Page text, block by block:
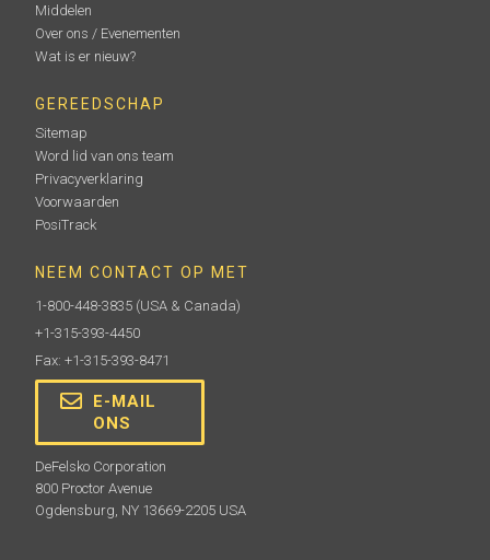
Middelen
Over ons / Evenementen
Wat is er nieuw?
GEREEDSCHAP
Sitemap
Word lid van ons team
Privacyverklaring
Voorwaarden
PosiTrack
NEEM CONTACT OP MET
1-800-448-3835 (USA & Canada)
+1-315-393-4450
Fax: +1-315-393-8471
E-MAIL
ONS
DeFelsko Corporation
800 Proctor Avenue
Ogdensburg, NY 13669-2205 USA